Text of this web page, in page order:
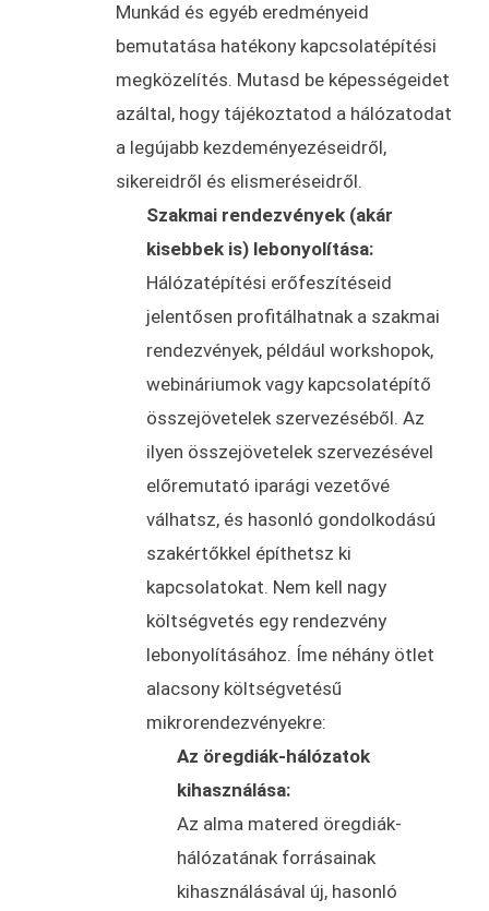
Munkád és egyéb eredményeid
bemutatása hatékony kapcsolatépítési
megközelítés. Mutasd be képességeidet
azáltal, hogy tájékoztatod a hálózatodat
a legújabb kezdeményezéseidről,
sikereidről és elismeréseidről.
Szakmai rendezvények (akár
kisebbek is) lebonyolítása:
Hálózatépítési erőfeszítéseid
jelentősen profitálhatnak a szakmai
rendezvények, például workshopok,
webináriumok vagy kapcsolatépítő
összejövetelek szervezéséből. Az
ilyen összejövetelek szervezésével
előremutató iparági vezetővé
válhatsz, és hasonló gondolkodású
szakértőkkel építhetsz ki
kapcsolatokat. Nem kell nagy
költségvetés egy rendezvény
lebonyolításához. Íme néhány ötlet
alacsony költségvetésű
mikrorendezvényekre:
Az öregdiák-hálózatok
kihasználása:
Az alma matered öregdiák-
hálózatának forrásainak
kihasználásával új, hasonló